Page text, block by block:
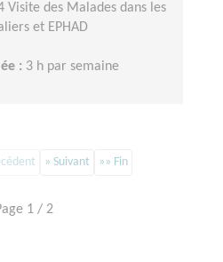
Visite des Malades dans les
et EPHAD
: 3 h par semaine
» Suivant »» Fin
1 / 2